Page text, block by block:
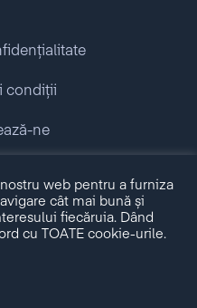
Ascent Group.
condiții
ne
web pentru a furniza
cât mai bună și
fiecăruia. Dând
cu TOATE cookie-urile.